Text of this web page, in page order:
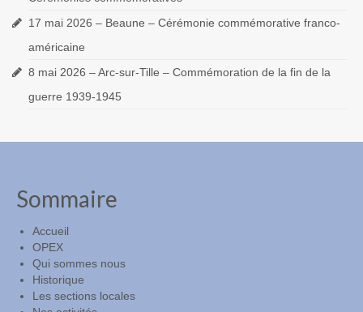
17 mai 2026 – Beaune – Cérémonie commémorative franco-
américaine
8 mai 2026 – Arc-sur-Tille – Commémoration de la fin de la
guerre 1939-1945
Sommaire
Accueil
OPEX
Qui sommes nous
Historique
Les sections locales